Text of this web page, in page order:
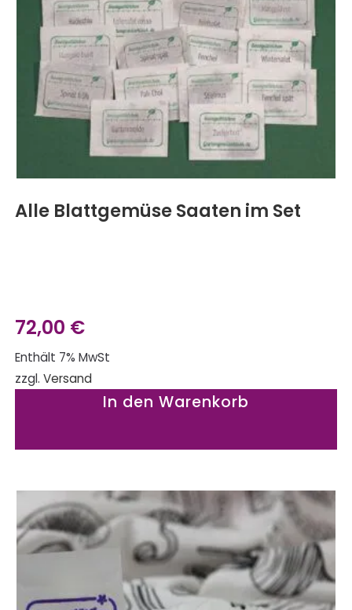
Alle Blattgemüse Saaten im Set
72,00 €
Enthält 7% MwSt
zzgl. Versand
In den Warenkorb